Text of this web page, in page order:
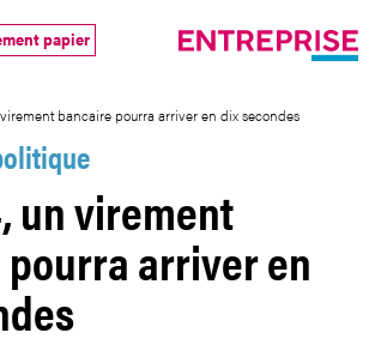
papier
bancaire pourra arriver en dix secondes
un virement
arriver en